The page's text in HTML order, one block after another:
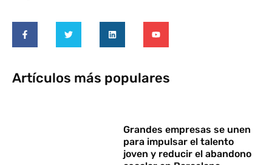
Artículos más populares
Grandes empresas se unen
para impulsar el talento
joven y reducir el abandono